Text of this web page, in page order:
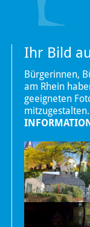
Ihr Bild
Bürgerinnen,
am Rhein
geeigneten
mitzugestalten.